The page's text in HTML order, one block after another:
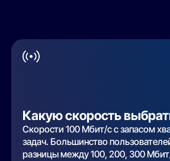
Какую скорость
Скорости 100 Мбит/с с запасом
задач. Большинство
разницы между 100, 200, 300